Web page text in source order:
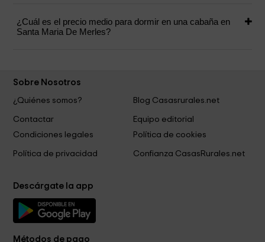
¿Cuál es el precio medio para dormir en una cabaña en
Santa Maria De Merles?
Sobre Nosotros
¿Quiénes somos?
Blog Casasrurales.net
Contactar
Equipo editorial
Condiciones legales
Política de cookies
Política de privacidad Confianza CasasRurales.net
Descárgate la app
Métodos de pago